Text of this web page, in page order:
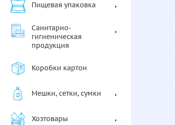
Пищевая упаковка
Санитарно-
гигиеническая
продукция
Коробки картон
Мешки, сетки, сумки
Хозтовары